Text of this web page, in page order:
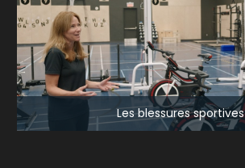
Les blessures sportives